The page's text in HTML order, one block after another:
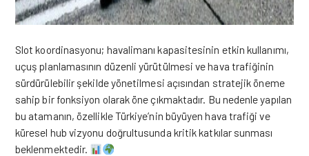
Slot koordinasyonu; havalimanı kapasitesinin etkin kullanımı,
uçuş planlamasının düzenli yürütülmesi ve hava trafiğinin
sürdürülebilir şekilde yönetilmesi açısından stratejik öneme
sahip bir fonksiyon olarak öne çıkmaktadır. Bu nedenle yapılan
bu atamanın, özellikle Türkiye’nin büyüyen hava trafiği ve
küresel hub vizyonu doğrultusunda kritik katkılar sunması
beklenmektedir.